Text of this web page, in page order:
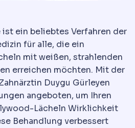
ein beliebtes Verfahren der
für alle, die ein
mit weißen, strahlenden
erreichen möchten. Mit der
Duygu Gürleyen
angeboten, um Ihren
Lächeln Wirklichkeit
Behandlung verbessert